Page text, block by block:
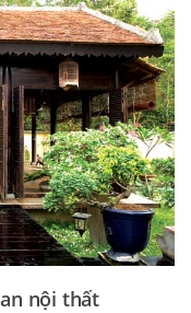
nội thất